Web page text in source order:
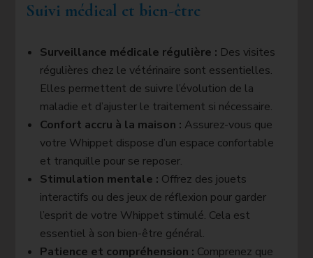
Suivi médical et bien-être
Surveillance médicale régulière : Des visites
régulières chez le vétérinaire sont essentielles.
Elles permettent de suivre l’évolution de la
maladie et d’ajuster le traitement si nécessaire.
Confort accru à la maison : Assurez-vous que
votre Whippet dispose d’un espace confortable
et tranquille pour se reposer.
Stimulation mentale : Offrez des jouets
interactifs ou des jeux de réflexion pour garder
l’esprit de votre Whippet stimulé. Cela est
essentiel à son bien-être général.
Patience et compréhension : Comprenez que